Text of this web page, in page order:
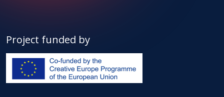
Project funded by